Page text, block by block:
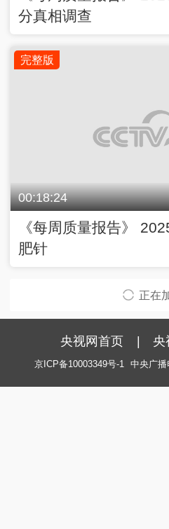
分真相调查
完整版
00:18:24
《每周质量报告》
肥针
正在
央视网首页 | 央
京ICP备10003349号-1 中央广播